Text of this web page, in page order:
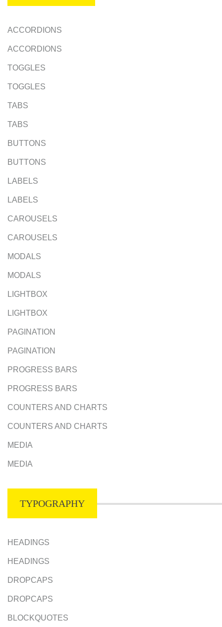
ACCORDIONS
ACCORDIONS
TOGGLES
TOGGLES
TABS
TABS
BUTTONS
BUTTONS
LABELS
LABELS
CAROUSELS
CAROUSELS
MODALS
MODALS
LIGHTBOX
LIGHTBOX
PAGINATION
PAGINATION
PROGRESS BARS
PROGRESS BARS
COUNTERS AND CHARTS
COUNTERS AND CHARTS
MEDIA
MEDIA
TYPOGRAPHY
HEADINGS
HEADINGS
DROPCAPS
DROPCAPS
BLOCKQUOTES